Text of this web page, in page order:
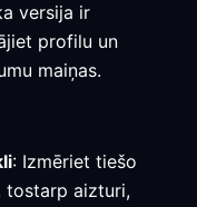
versija ir
profilu un
maiņas.
: Izmēriet tiešo
tostarp aizturi,